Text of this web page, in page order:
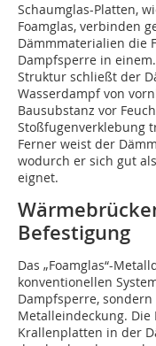
Schaumglas-Platten,
Foamglas, verbinden
Dämmmaterialien die
Dampfsperre in
Struktur schließt der
Wasserdampf von
Bausubstanz vor
Stoßfugenverklebung
Ferner weist der
wodurch er sich gut
eignet.
Befestigung
Das „Foamglas“-
konventionellen
Dampfsperre,
Metalleindeckung.
Krallenplatten in der